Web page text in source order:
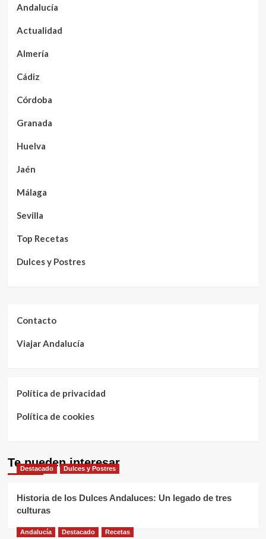
Andalucía
Actualidad
Almería
Cádiz
Córdoba
Granada
Huelva
Jaén
Málaga
Sevilla
Top Recetas
Dulces y Postres
Contacto
Viajar Andalucía
Política de privacidad
Política de cookies
Te pueden interesar
Destacado Dulces y Postres
Historia de los Dulces Andaluces: Un legado de tres
culturas
Andalucía Destacado Recetas